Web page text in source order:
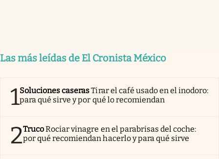
Las más leídas de El Cronista México
1Soluciones caserasTirar el café usado en el inodoro:
para qué sirve y por qué lo recomiendan
2TrucoRociar vinagre en el parabrisas del coche:
por qué recomiendan hacerlo y para qué sirve